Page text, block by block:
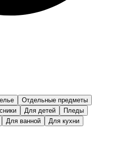
Отдельные предметы
Для детей
Пледы
Для ванной
Для кухни